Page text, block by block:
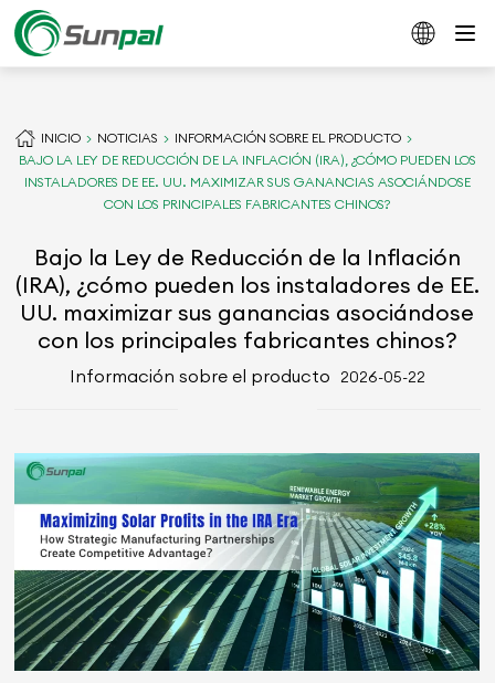
INICIO NOTICIAS
INFORMACIÓN SOBRE EL PRODUCTO
BAJO LA LEY DE REDUCCIÓN DE LA INFLACIÓN (IRA), ¿CÓMO PUEDEN LOS
INSTALADORES DE EE. UU. MAXIMIZAR SUS GANANCIAS ASOCIÁNDOSE
CON LOS PRINCIPALES FABRICANTES CHINOS?
Bajo la Ley de Reducción de la Inflación
(IRA), ¿cómo pueden los instaladores de EE.
UU. maximizar sus ganancias asociándose
con los principales fabricantes chinos?
Información sobre el producto 2026-05-22